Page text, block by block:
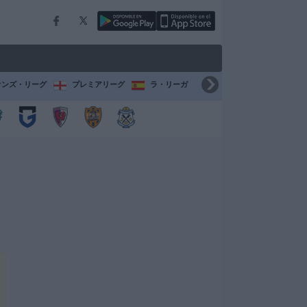
ズ・リーグ プレミアリーグ ラ・リーガ セリエ A